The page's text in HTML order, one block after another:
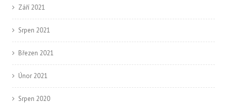
Září 2021
Srpen 2021
Březen 2021
Únor 2021
Srpen 2020